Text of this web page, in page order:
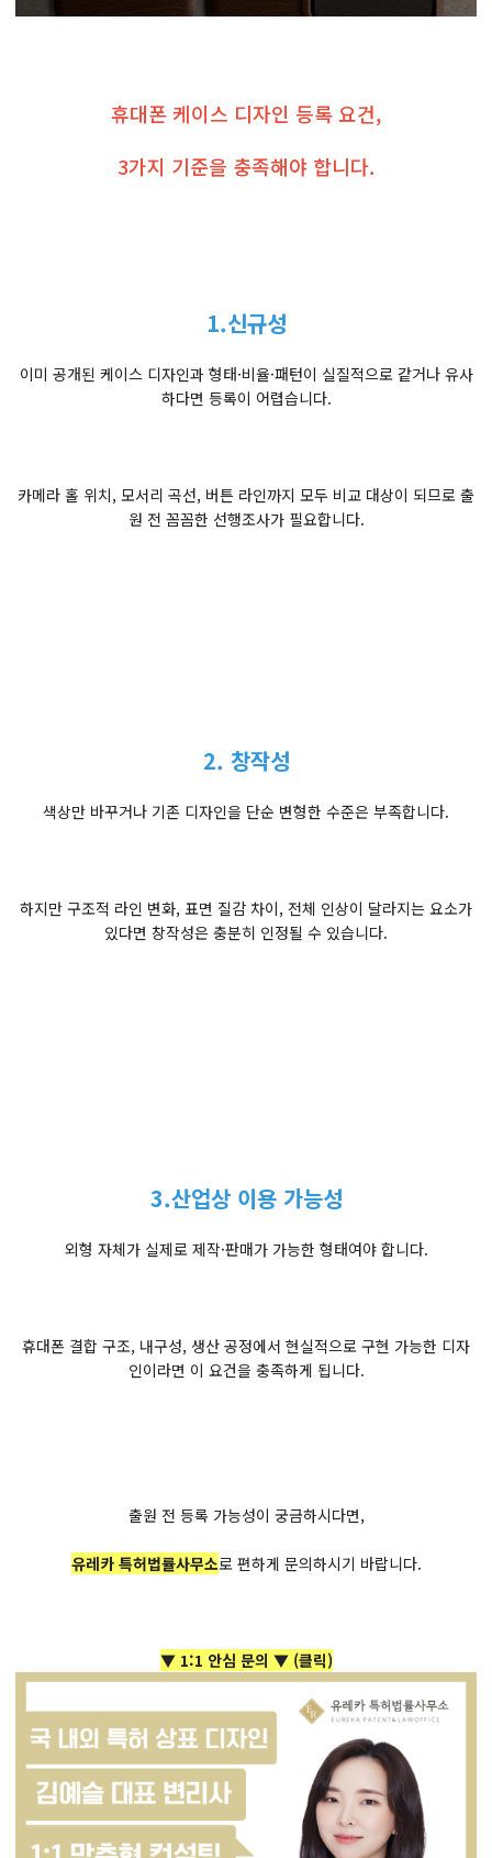
휴대폰 케이스 디자인 등록 요건,
3가지 기준을 충족해야 합니다.
1.신규성
이미 공개된 케이스 디자인과 형태·비율·패턴이 실질적으로 같거나 유사
하다면 등록이 어렵습니다.
카메라 홀 위치, 모서리 곡선, 버튼 라인까지 모두 비교 대상이 되므로 출
원 전 꼼꼼한 선행조사가 필요합니다.
2. 창작성
색상만 바꾸거나 기존 디자인을 단순 변형한 수준은 부족합니다.
하지만 구조적 라인 변화, 표면 질감 차이, 전체 인상이 달라지는 요소가
있다면 창작성은 충분히 인정될 수 있습니다.
3.산업상 이용 가능성
외형 자체가 실제로 제작·판매가 가능한 형태여야 합니다.
휴대폰 결합 구조, 내구성, 생산 공정에서 현실적으로 구현 가능한 디자
인이라면 이 요건을 충족하게 됩니다.
출원 전 등록 가능성이 궁금하시다면,
유레카 특허법률사무소로 편하게 문의하시기 바랍니다.
▼ 1:1 안심 문의 ▼ (클릭)